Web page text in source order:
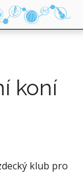
koní
klub pro